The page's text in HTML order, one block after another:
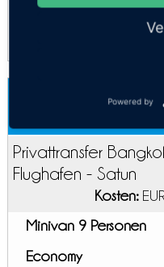
Economy
Bangkok-Don
Privattransfer
Flughafen - Satun
Kosten:
Minivan 9 Personen
Economy
Powered by